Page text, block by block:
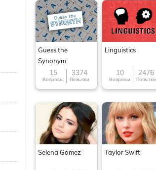
Guess the
Synonym
15
Вопросы
3374
Попытки
Linguistics
10
Вопросы
2476
Попытки
Selena Gomez Taylor Swift